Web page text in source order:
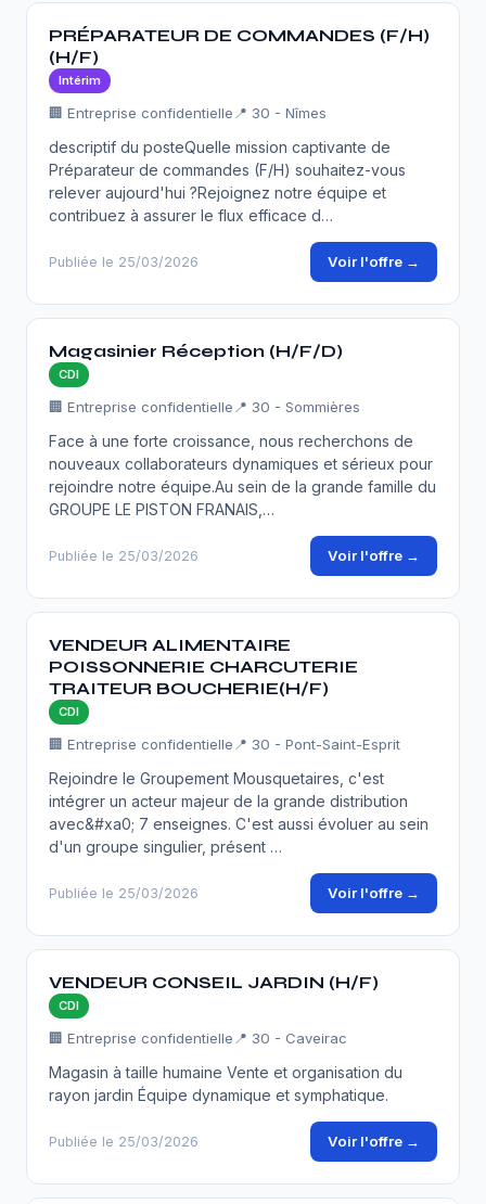
PRÉPARATEUR DE COMMANDES (F/H)
(H/F)
Intérim
🏢 Entreprise confidentielle 📍 30 - Nîmes
descriptif du posteQuelle mission captivante de
Préparateur de commandes (F/H) souhaitez-vous
relever aujourd'hui ?Rejoignez notre équipe et
contribuez à assurer le flux efficace d…
Publiée le 25/03/2026 Voir l'offre →
Magasinier Réception (H/F/D)
CDI
🏢 Entreprise confidentielle 📍 30 - Sommières
Face à une forte croissance, nous recherchons de
nouveaux collaborateurs dynamiques et sérieux pour
rejoindre notre équipe.Au sein de la grande famille du
GROUPE LE PISTON FRANAIS,…
Publiée le 25/03/2026 Voir l'offre →
VENDEUR ALIMENTAIRE
POISSONNERIE CHARCUTERIE
TRAITEUR BOUCHERIE(H/F)
CDI
🏢 Entreprise confidentielle 📍 30 - Pont-Saint-Esprit
Rejoindre le Groupement Mousquetaires, c'est
intégrer un acteur majeur de la grande distribution
avec&#xa0; 7 enseignes. C'est aussi évoluer au sein
d'un groupe singulier, présent …
Publiée le 25/03/2026 Voir l'offre →
VENDEUR CONSEIL JARDIN (H/F)
CDI
🏢 Entreprise confidentielle 📍 30 - Caveirac
Magasin à taille humaine Vente et organisation du
rayon jardin Équipe dynamique et symphatique.
Publiée le 25/03/2026 Voir l'offre →